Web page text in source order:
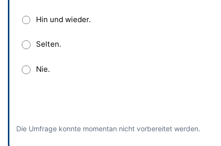
Hin und wieder.
Selten.
Nie.
Die Umfrage konnte momentan nicht vorbereitet werden.